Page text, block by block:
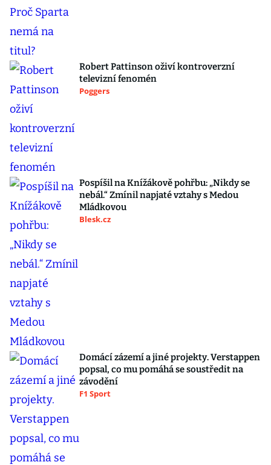
Robert Pattinson oživí kontroverzní
televizní fenomén
Poggers
Pospíšil na Knížákově pohřbu: „Nikdy se
nebál.“ Zmínil napjaté vztahy s Medou
Mládkovou
Blesk.cz
Domácí zázemí a jiné projekty. Verstappen
popsal, co mu pomáhá se soustředit na
závodění
F1 Sport